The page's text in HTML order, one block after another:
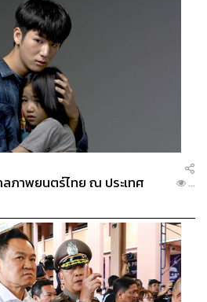
องหาสินค้าที่เหมาะกับเขาจริงๆ
ล็กอาจนำจุดนี้ไปสร้างความแตก
สในการขายสินค้าเพื่อแข่งกับแบ
ลภาพยนตร์ไทย ณ ประเทศ
...